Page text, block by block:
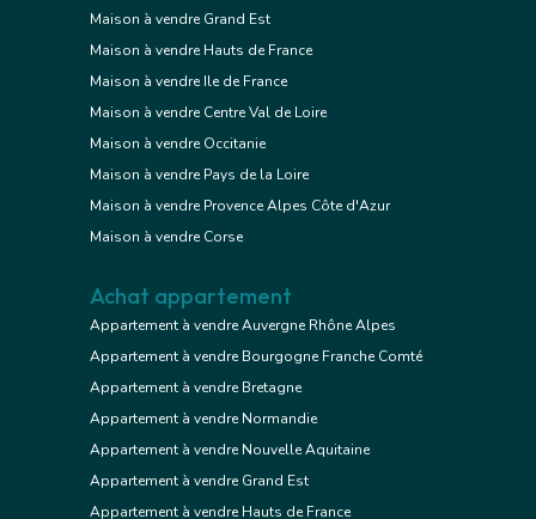
Maison à vendre Grand Est
Maison à vendre Hauts de France
Maison à vendre Ile de France
Maison à vendre Centre Val de Loire
Maison à vendre Occitanie
Maison à vendre Pays de la Loire
Maison à vendre Provence Alpes Côte d'Azur
Maison à vendre Corse
Achat appartement
Appartement à vendre Auvergne Rhône Alpes
Appartement à vendre Bourgogne Franche Comté
Appartement à vendre Bretagne
Appartement à vendre Normandie
Appartement à vendre Nouvelle Aquitaine
Appartement à vendre Grand Est
Appartement à vendre Hauts de France